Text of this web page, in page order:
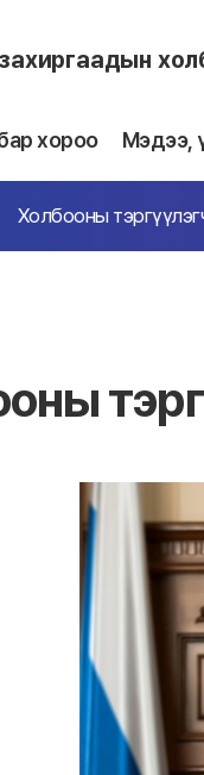
хороо Мэдээ,
Холбооны